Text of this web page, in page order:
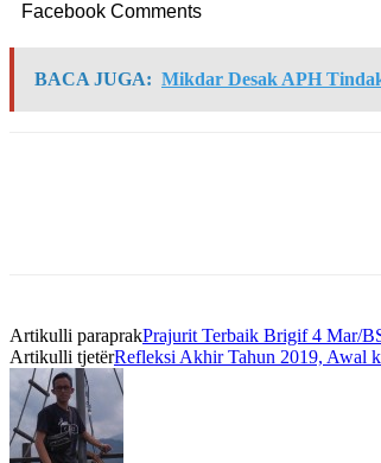
Facebook Comments
BACA JUGA: Mikdar Desak APH
Artikulli paraprakPrajurit Terbaik Brigif 4 Mar/
Artikulli tjetërRefleksi Akhir Tahun 2019, Awal